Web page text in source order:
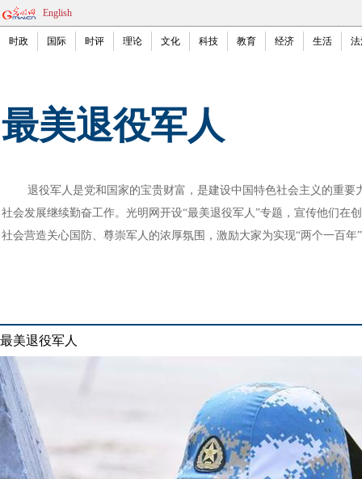
English
时政 国际 时评 理论 文化 科技 教育 经济 生活
最美退役军人
退役军人是党和国家的宝贵财富，是建设中国特色社会主义的重要
社会发展继续勤奋工作。光明网开设“最美退役军人”专题，宣传他们
社会营造关心国防、尊崇军人的浓厚氛围，激励大家为实现“两个一百
最美退役军人